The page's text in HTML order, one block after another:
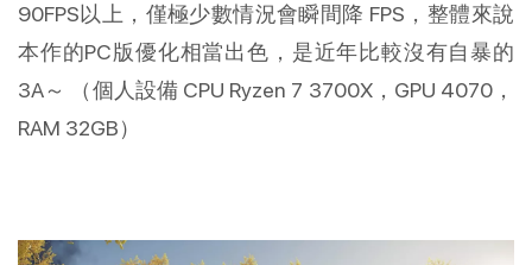
90FPS以上，僅極少數情況會瞬間降 FPS，整體來說
本作的PC版優化相當出色，是近年比較沒有自暴的
3A～ （個人設備 CPU Ryzen 7 3700X，GPU 4070，
RAM 32GB）